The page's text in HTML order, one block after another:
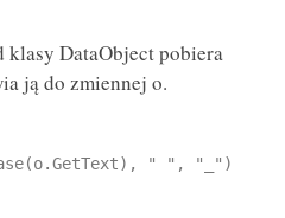
DataObject pobiera
ją do zmiennej o.
" ", "_")